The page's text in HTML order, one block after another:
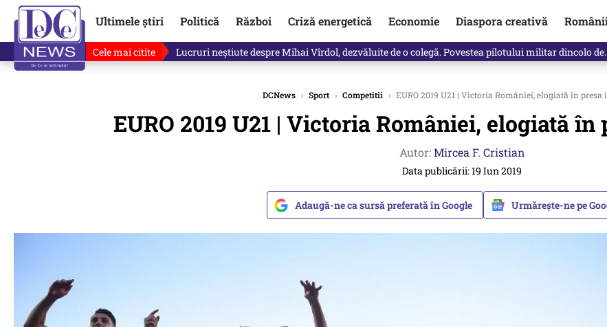
Ultimele știri Politică Război Criză energetică Economie Diaspora creativă
Cele mai citite Lucruri neștiute despre Mihai Vîrdol, dezvăluite de o colegă. Povestea pilotului militar dincolo
DCNews › Sport › Competitii › EURO 2019 U21 | Victoria României, elogiată în
EURO 2019 U21 | Victoria României, elogiată
Autor:Mircea F. Cristian
Data publicării: 19 Iun 2019
Adaugă-ne ca sursă preferată în Google Urmărește-ne pe